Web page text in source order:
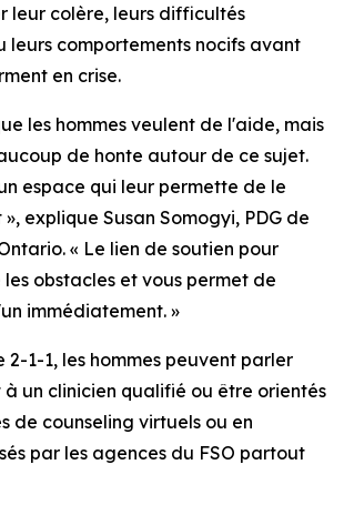
leur colère, leurs difficultés
leurs comportements nocifs avant
en crise.
les hommes veulent de l'aide, mais
de honte autour de ce sujet.
espace qui leur permette de le
explique Susan Somogyi, PDG de
« Le lien de soutien pour
les obstacles et vous permet de
immédiatement. »
2-1-1, les hommes peuvent parler
un clinicien qualifié ou être orientés
de counseling virtuels ou en
par les agences du FSO partout